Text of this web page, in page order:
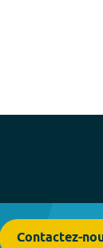
Contactez-